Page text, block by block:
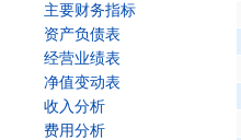
主要财务指标
资产负债表
经营业绩表
净值变动表
收入分析
费用分析